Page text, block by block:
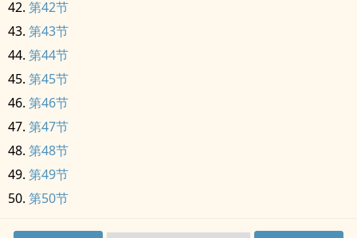
第42节
第43节
第44节
第45节
第46节
第47节
第48节
第49节
第50节